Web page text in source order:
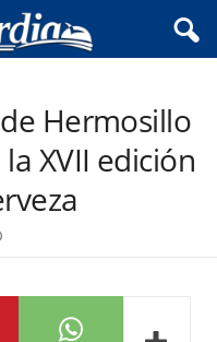
Hermosillo
XVII edición